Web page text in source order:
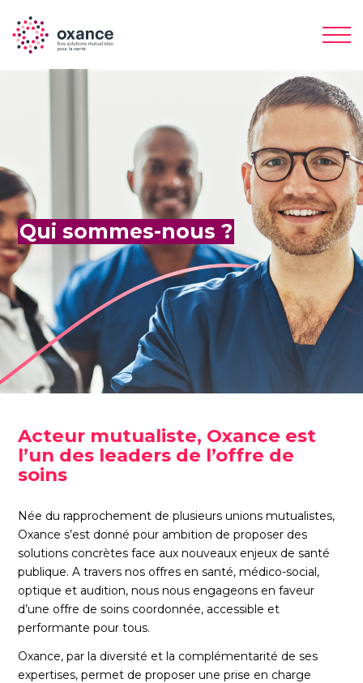
Qui sommes-nous ?
Acteur mutualiste, Oxance est
l’un des leaders de l’offre de
soins
Née du rapprochement de plusieurs unions mutualistes,
Oxance s’est donné pour ambition de proposer des
solutions concrètes face aux nouveaux enjeux de santé
publique. A travers nos offres en santé, médico-social,
optique et audition, nous nous engageons en faveur
d’une offre de soins coordonnée, accessible et
performante pour tous.
Oxance, par la diversité et la complémentarité de ses
expertises, permet de proposer une prise en charge